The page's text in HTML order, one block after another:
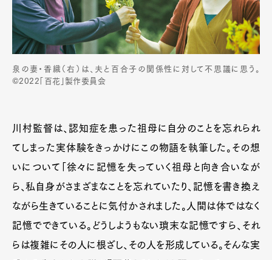
泉の妻・香織（右）は、夫と百合子の関係性に対して不思議に思う。
©2022「百花」製作委員会
川村監督は、認知症を患った祖母に自分のことを忘れられ
てしまった実体験をきっかけにこの物語を執筆した。その想
いについて「徐々に記憶を失っていく祖母と向き合いなが
ら、私自身がさまざまなことを忘れていたり、記憶を書き換え
ながら生きていることに気付かされました。人間は体ではなく
記憶でできている。どうしようもない瑣末な記憶ですら、それ
らは複雑にその人に根ざし、その人を形成している。そんな実